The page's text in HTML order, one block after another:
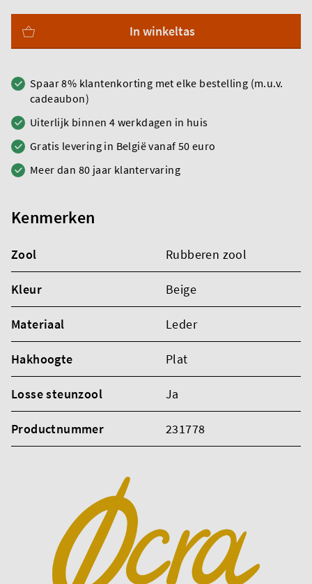
In winkeltas
Spaar 8% klantenkorting met elke bestelling (m.u.v.
cadeaubon)
Uiterlijk binnen 4 werkdagen in huis
Gratis levering in België vanaf 50 euro
Meer dan 80 jaar klantervaring
Kenmerken
Zool Rubberen zool
Kleur Beige
Materiaal Leder
Hakhoogte Plat
Losse steunzool Ja
Productnummer 231778